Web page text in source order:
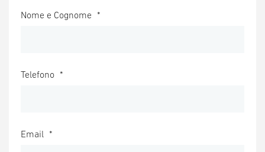
Nome e Cognome *
Telefono *
Email *